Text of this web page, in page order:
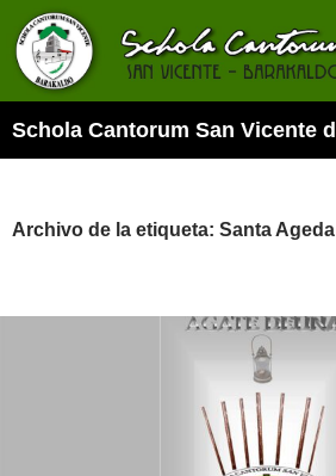
Archivo de la etiqueta: Santa Ageda